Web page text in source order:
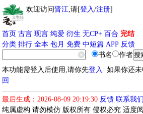
欢迎访问晋江,请[登入/注册]
首页 古言 现言 纯爱 衍生 无CP+ 百合 完结
分类 排行 全本 包月 免费 中短篇 APP 反馈
书名
作者
本功能需登入后使用,请你先登入 如果你还
回
最后生成：2026-08-09 20:19:30 反馈 联系我们
纯属虚构 请勿模仿 版权所有 侵权必究 适度